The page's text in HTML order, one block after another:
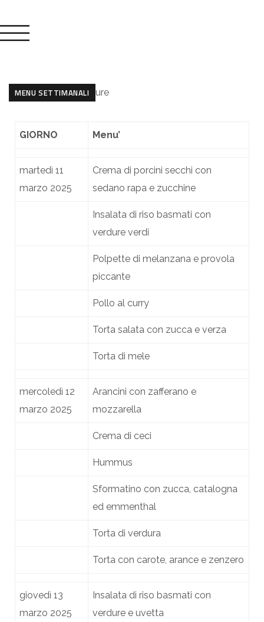
MENU SETTIMANALI
GIORNO Menu’
martedì 11
marzo 2025
Crema di porcini secchi con
sedano rapa e zucchine
Insalata di riso basmati con
verdure verdi
Polpette di melanzana e provola
piccante
Pollo al curry
Torta salata con zucca e verza
Torta di mele
mercoledì 12
marzo 2025
Arancini con zafferano e
mozzarella
Crema di ceci
Hummus
Sformatino con zucca, catalogna
ed emmenthal
Torta di verdura
Torta con carote, arance e zenzero
giovedì 13
marzo 2025
Insalata di riso basmati con
verdure e uvetta